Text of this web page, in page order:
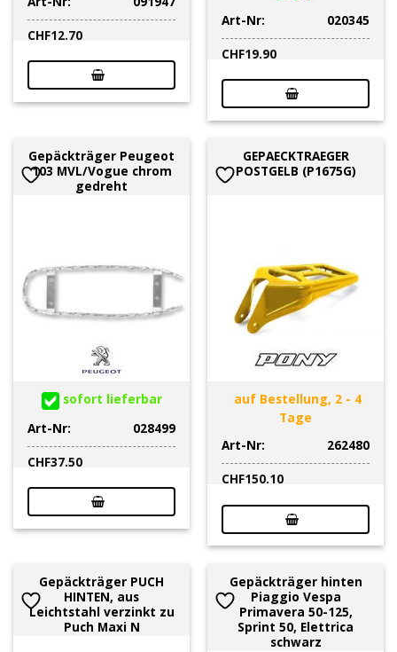
CHF12.70
Art-Nr:
020345
CHF19.90
Gepäckträger Peugeot
103 MVL/Vogue chrom
gedreht
sofort lieferbar
Art-Nr:
028499
CHF37.50
GEPAECKTRAEGER
POSTGELB (P1675G)
auf Bestellung, 2 - 4
Tage
Art-Nr:
262480
CHF150.10
Gepäckträger PUCH
HINTEN, aus
Leichtstahl verzinkt zu
Puch Maxi N
Gepäckträger hinten
Piaggio Vespa
Primavera 50-125,
Sprint 50, Elettrica
schwarz